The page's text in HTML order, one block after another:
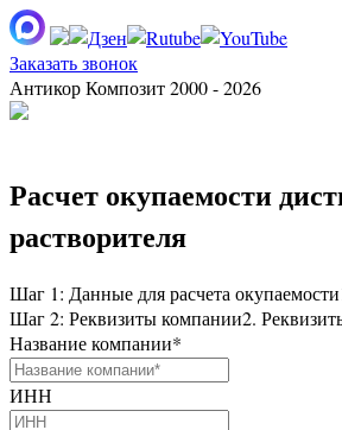
Заказать звонок
Антикор Композит 2000 - 2026
Расчет окупаемости
растворителя
Шаг 1: Данные для расчета окупаемости
Шаг 2: Реквизиты компании2.
Название компании*
ИНН